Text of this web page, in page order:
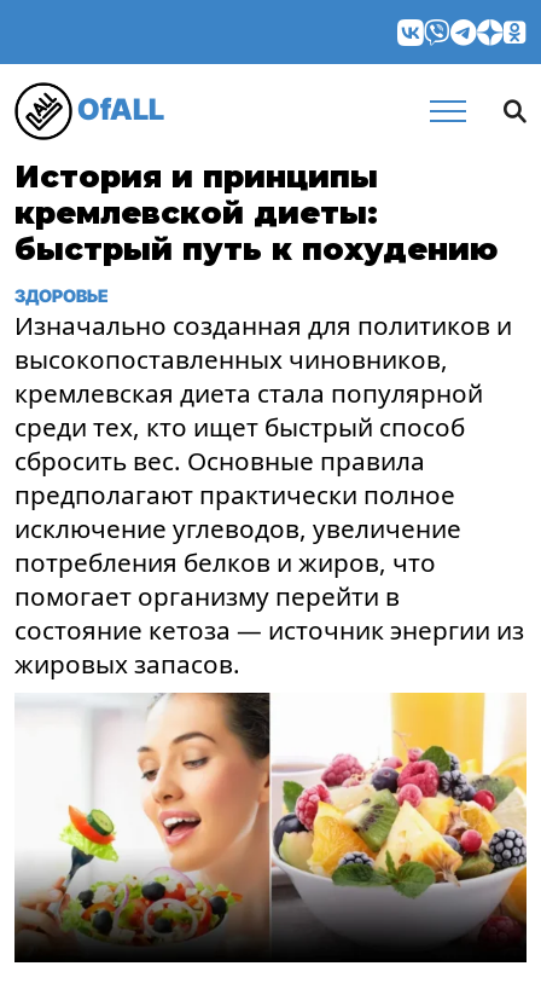
OfALL
История и принципы
кремлевской диеты:
быстрый путь к похудению
ЗДОРОВЬЕ
Изначально созданная для политиков и
высокопоставленных чиновников,
кремлевская диета стала популярной
среди тех, кто ищет быстрый способ
сбросить вес. Основные правила
предполагают практически полное
исключение углеводов, увеличение
потребления белков и жиров, что
помогает организму перейти в
состояние кетоза — источник энергии из
жировых запасов.